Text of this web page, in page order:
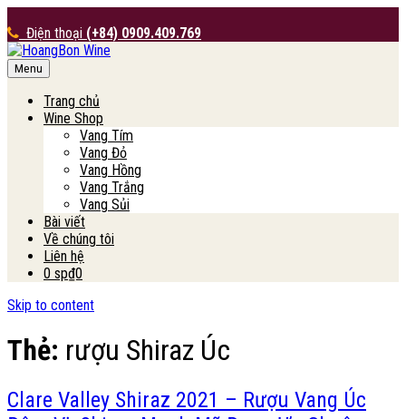
Điện thoại (+84) 0909.409.769
HoangBon Wine
Menu
Trang chủ
Wine Shop
Vang Tím
Vang Đỏ
Vang Hồng
Vang Trắng
Vang Sủi
Bài viết
Về chúng tôi
Liên hệ
0 sp₫0
Skip to content
Thẻ: rượu Shiraz Úc
Clare Valley Shiraz 2021 – Rượu Vang Úc